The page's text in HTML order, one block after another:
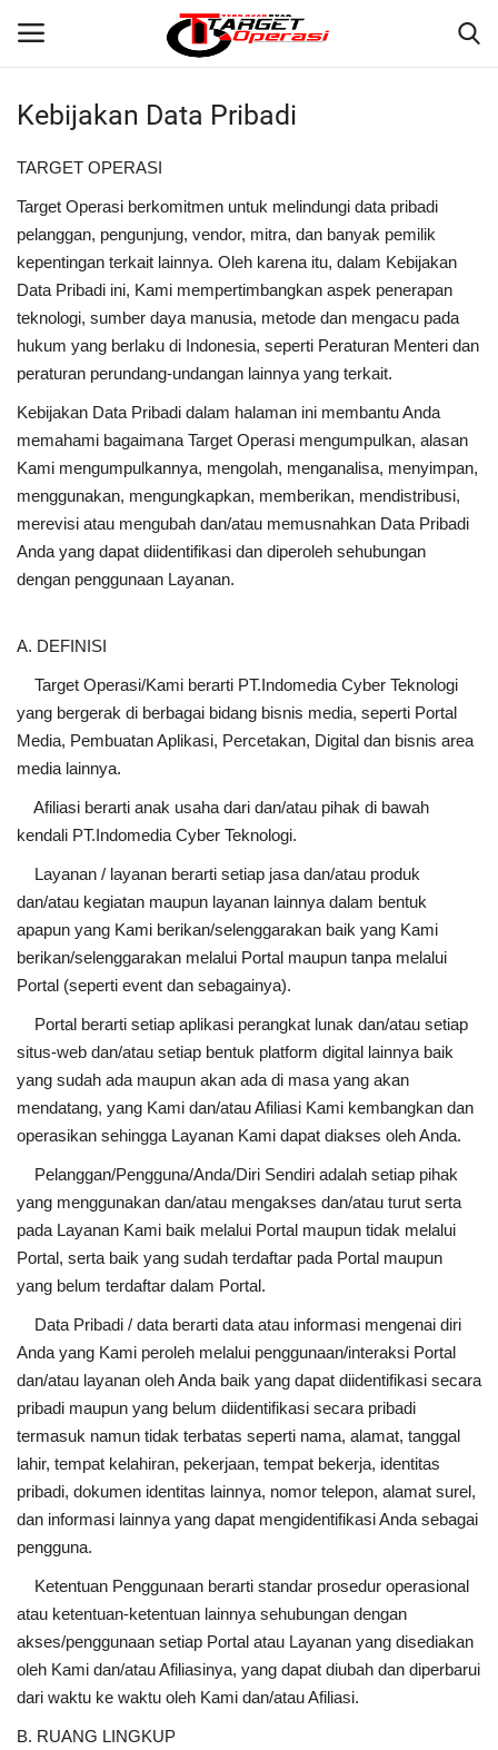
Login Register
Home
Contact
NASIONAL
INTERNASIONAL
TO.CHANEL
TO.NETWORK
Kebijakan Data Pribadi
TARGET OPERASI
Target Operasi berkomitmen untuk melindungi data pribadi
pelanggan, pengunjung, vendor, mitra, dan banyak pemilik
kepentingan terkait lainnya. Oleh karena itu, dalam Kebijakan
Data Pribadi ini, Kami mempertimbangkan aspek penerapan
teknologi, sumber daya manusia, metode dan mengacu pada
hukum yang berlaku di Indonesia, seperti Peraturan Menteri dan
peraturan perundang-undangan lainnya yang terkait.
Kebijakan Data Pribadi dalam halaman ini membantu Anda
memahami bagaimana Target Operasi mengumpulkan, alasan
Kami mengumpulkannya, mengolah, menganalisa, menyimpan,
menggunakan, mengungkapkan, memberikan, mendistribusi,
merevisi atau mengubah dan/atau memusnahkan Data Pribadi
Anda yang dapat diidentifikasi dan diperoleh sehubungan
dengan penggunaan Layanan.
A. DEFINISI
Target Operasi/Kami berarti PT.Indomedia Cyber Teknologi
yang bergerak di berbagai bidang bisnis media, seperti Portal
Media, Pembuatan Aplikasi, Percetakan, Digital dan bisnis area
media lainnya.
Afiliasi berarti anak usaha dari dan/atau pihak di bawah
kendali PT.Indomedia Cyber Teknologi.
Layanan / layanan berarti setiap jasa dan/atau produk
dan/atau kegiatan maupun layanan lainnya dalam bentuk
apapun yang Kami berikan/selenggarakan baik yang Kami
berikan/selenggarakan melalui Portal maupun tanpa melalui
Portal (seperti event dan sebagainya).
Portal berarti setiap aplikasi perangkat lunak dan/atau setiap
situs-web dan/atau setiap bentuk platform digital lainnya baik
yang sudah ada maupun akan ada di masa yang akan
mendatang, yang Kami dan/atau Afiliasi Kami kembangkan dan
operasikan sehingga Layanan Kami dapat diakses oleh Anda.
Pelanggan/Pengguna/Anda/Diri Sendiri adalah setiap pihak
yang menggunakan dan/atau mengakses dan/atau turut serta
pada Layanan Kami baik melalui Portal maupun tidak melalui
Portal, serta baik yang sudah terdaftar pada Portal maupun
yang belum terdaftar dalam Portal.
Data Pribadi / data berarti data atau informasi mengenai diri
Anda yang Kami peroleh melalui penggunaan/interaksi Portal
dan/atau layanan oleh Anda baik yang dapat diidentifikasi secara
pribadi maupun yang belum diidentifikasi secara pribadi
termasuk namun tidak terbatas seperti nama, alamat, tanggal
lahir, tempat kelahiran, pekerjaan, tempat bekerja, identitas
pribadi, dokumen identitas lainnya, nomor telepon, alamat surel,
dan informasi lainnya yang dapat mengidentifikasi Anda sebagai
pengguna.
Ketentuan Penggunaan berarti standar prosedur operasional
atau ketentuan-ketentuan lainnya sehubungan dengan
akses/penggunaan setiap Portal atau Layanan yang disediakan
oleh Kami dan/atau Afiliasinya, yang dapat diubah dan diperbarui
dari waktu ke waktu oleh Kami dan/atau Afiliasi.
B. RUANG LINGKUP